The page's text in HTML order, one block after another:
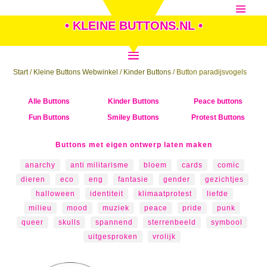
• KLEINE BUTTONS.NL •
Start/ Kleine Buttons Webwinkel / Kinder Buttons / Button paradijsvogels
Alle Buttons
Fun Buttons
Kinder Buttons
Smiley Buttons
Peace buttons
Protest Buttons
Buttons met eigen ontwerp laten maken
anarchy anti militarisme bloem cards
comic
dieren
eco eng fantasie gender
gezichtjes
halloween
identiteit klimaatprotest
liefde
milieu
mood muziek peace pride
punk
queer
skulls spannend sterrenbeeld
symbool
uitgesproken
vrolijk